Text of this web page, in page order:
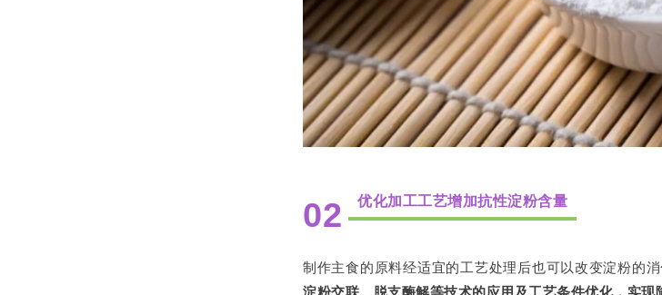
02 优化加工工艺增加抗性淀粉含量
制作主食的原料经适宜的工艺处理后也可以改变淀粉的